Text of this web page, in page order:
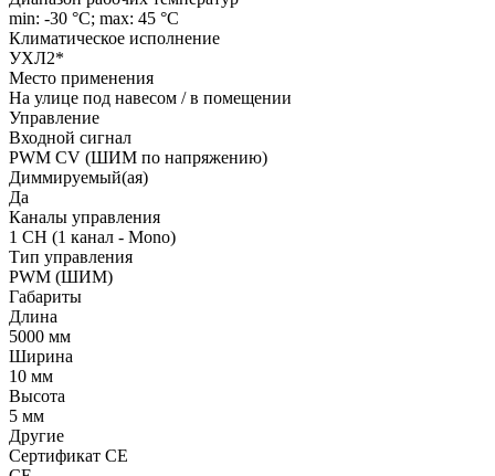
min: -30 °C; max: 45 °C
Климатическое исполнение
УХЛ2*
Место применения
На улице под навесом / в помещении
Управление
Входной сигнал
PWM СV (ШИМ по напряжению)
Диммируемый(ая)
Да
Каналы управления
1 CH (1 канал - Mono)
Тип управления
PWM (ШИМ)
Габариты
Длина
5000 мм
Ширина
10 мм
Высота
5 мм
Другие
Сертификат CE